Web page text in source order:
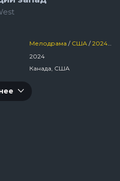
Мелодрама / США /2024/
2024
Канада, США